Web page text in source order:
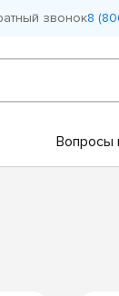
звонок8
Вопросы